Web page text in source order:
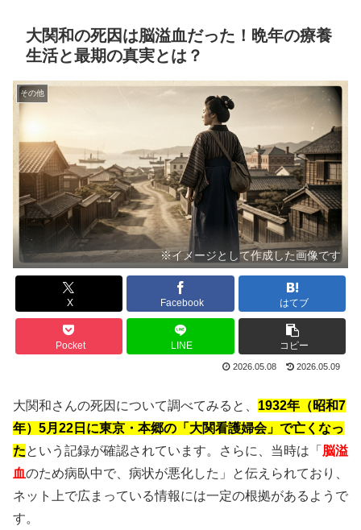
大関和の死因は脳溢血だった！晩年の療養
生活と最期の真実とは？
その他
※イメージとして作成した画像です
X Facebook はてブ
Pocket LINE コピー
2026.05.08 2026.05.09
大関和さんの死因について調べてみると、 1932年（昭和7
年）5月22日に東京・本郷の「大関看護婦会」で亡くなっ
たという記録が確認されています。さらに、当時は「 脳溢
血のため病臥中で、病状が悪化した」と伝えられており、
ネット上で広まっている情報には一定の根拠があるようで
す。